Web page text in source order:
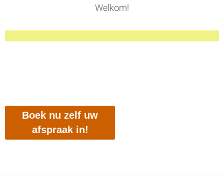
Welkom!
Boek nu zelf uw
afspraak in!